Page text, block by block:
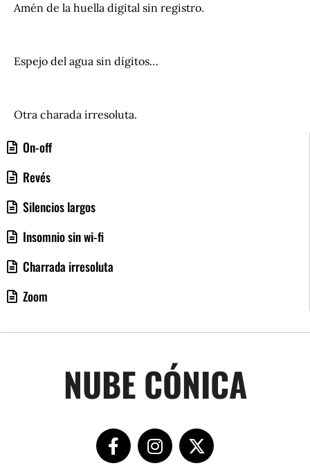
On-off
Revés
Silencios largos
Insomnio sin wi-fi
Charrada irresoluta
Zoom
Amén de la huella digital sin registro.
Espejo del agua sin dígitos…
Otra charada irresoluta.
NUBE CÓNICA